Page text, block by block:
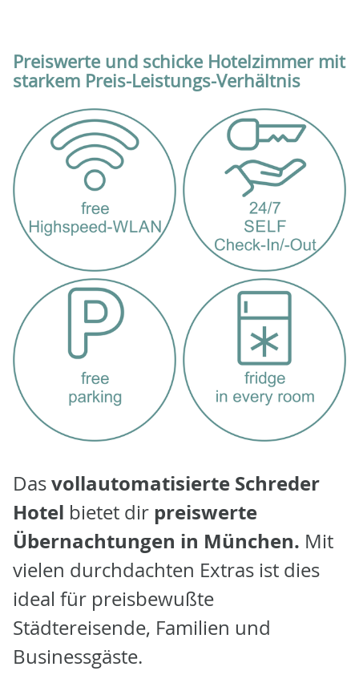
Preiswerte und schicke Hotelzimmer mit
starkem Preis-Leistungs-Verhältnis
Dasvollautomatisierte Schreder
Hotel bietet dir preiswerte
Übernachtungen in München. Mit
vielen durchdachten Extras ist dies
ideal für preisbewußte
Städtereisende, Familien und
Businessgäste.